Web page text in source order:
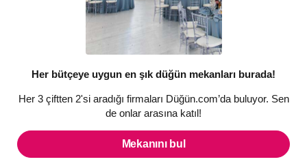
Her bütçeye uygun en şık düğün mekanları burada!
Her 3 çiftten 2'si aradığı firmaları Düğün.com’da buluyor. Sen
de onlar arasına katıl!
Mekanını bul